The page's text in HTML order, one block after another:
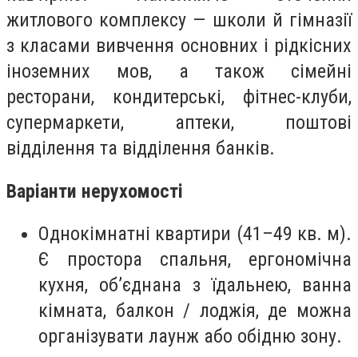
житлового комплексу — школи й гімназії
з класами вивчення основних і рідкісних
іноземних мов, а також сімейні
ресторани, кондитерські, фітнес-клуби,
супермаркети, аптеки, поштові
відділення та відділення банків.
Варiанти нерухомостi
Однокімнатні квартири (41–49 кв. м).
Є простора спальня, ергономічна
кухня, об’єднана з їдальнею, ванна
кімната, балкон / лоджія, де можна
організувати лаунж або обідню зону.